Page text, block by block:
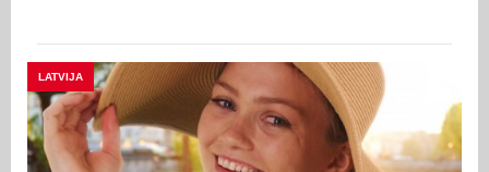
LATVIJA